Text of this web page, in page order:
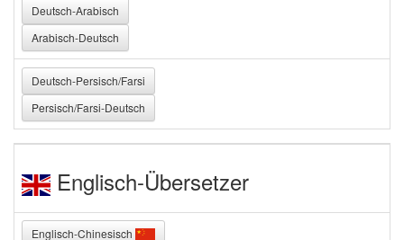
Deutsch-Arabisch
Arabisch-Deutsch
Deutsch-Persisch/Farsi
Persisch/Farsi-Deutsch
Englisch-Übersetzer
Englisch-Chinesisch